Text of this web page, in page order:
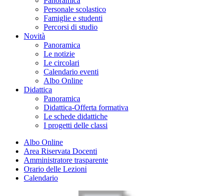
Personale scolastico
Famiglie e studenti
Percorsi di studio
Novità
Panoramica
Le notizie
Le circolari
Calendario eventi
Albo Online
Didattica
Panoramica
Didattica-Offerta formativa
Le schede didattiche
I progetti delle classi
Albo Online
Area Riservata Docenti
Amministratore trasparente
Orario delle Lezioni
Calendario